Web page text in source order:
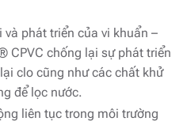
phát triển của vi khuẩn –
CPVC chống lại sự phát triển
clo cũng như các chất khử
để lọc nước.
liên tục trong môi trường